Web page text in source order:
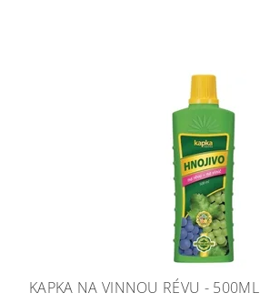
KAPKA NA VINNOU RÉVU - 500ML